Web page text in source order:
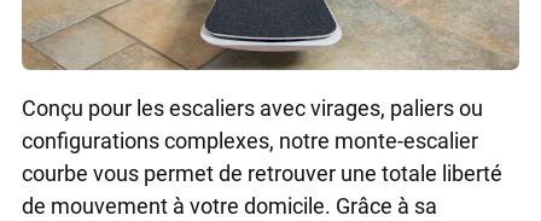
Conçu pour les escaliers avec virages, paliers ou
configurations complexes, notre monte-escalier
courbe vous permet de retrouver une totale liberté
de mouvement à votre domicile. Grâce à sa